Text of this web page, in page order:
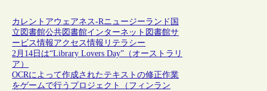
カレントアウェアネス-Rニュージーランド 国
立図書館公共図書館インターネット 図書館サ
ービス情報アクセス情報リテラシー
2月14日は“Library Lovers Day”（オーストラリ
ア）
OCRによって作成されたテキストの修正作業
をゲームで行うプロジェクト（フィンラン